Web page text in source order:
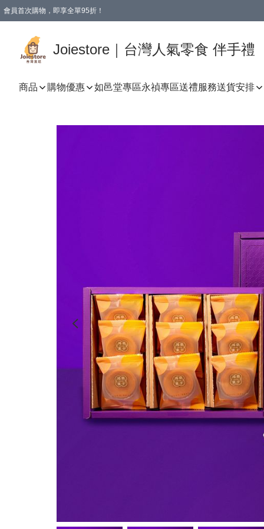
會員首次購物，即享全單95折！
Joiestore｜台灣人氣零食 伴手禮
商品 購物優惠 如邑堂專區永禎專區送禮服務送貨安排